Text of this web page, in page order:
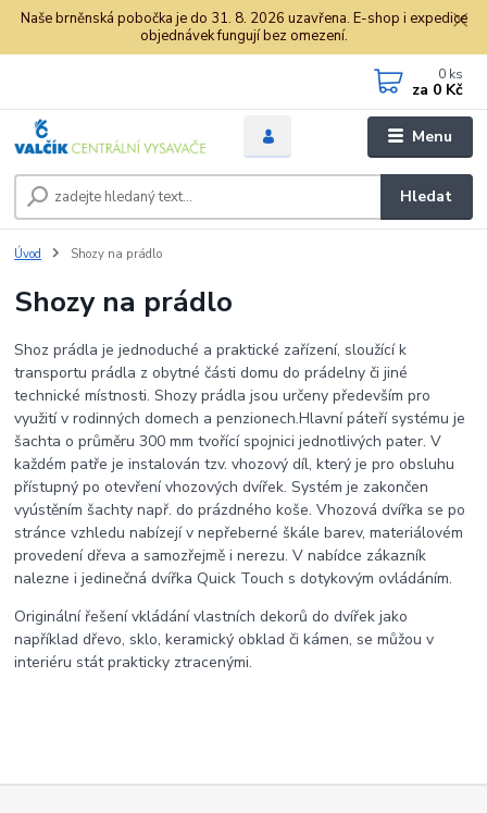
Naše brněnská pobočka je do 31. 8. 2026 uzavřena. E-shop i expedice
objednávek fungují bez omezení.
Menu
Hledat
0 ks
za 0 Kč
Úvod Shozy na prádlo
Shozy na prádlo
Shoz prádla je jednoduché a praktické zařízení, sloužící k
transportu prádla z obytné části domu do prádelny či jiné
technické místnosti. Shozy prádla jsou určeny především pro
využití v rodinných domech a penzionech.Hlavní páteří systému je
šachta o průměru 300 mm tvořící spojnici jednotlivých pater. V
každém patře je instalován tzv. vhozový díl, který je pro obsluhu
přístupný po otevření vhozových dvířek. Systém je zakončen
vyústěním šachty např. do prázdného koše. Vhozová dvířka se po
stránce vzhledu nabízejí v nepřeberné škále barev, materiálovém
provedení dřeva a samozřejmě i nerezu. V nabídce zákazník
nalezne i jedinečná dvířka Quick Touch s dotykovým ovládáním.
Originální řešení vkládání vlastních dekorů do dvířek jako
například dřevo, sklo, keramický obklad či kámen, se můžou v
interiéru stát prakticky ztracenými.